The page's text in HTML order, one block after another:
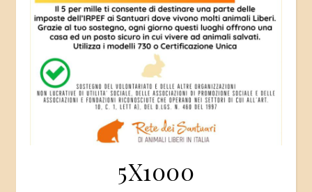
5X1000